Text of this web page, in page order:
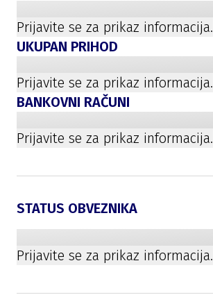
Prijavite se za prikaz informacija.
UKUPAN PRIHOD
Prijavite se za prikaz informacija.
BANKOVNI RAČUNI
Prijavite se za prikaz informacija.
STATUS OBVEZNIKA
Prijavite se za prikaz informacija.